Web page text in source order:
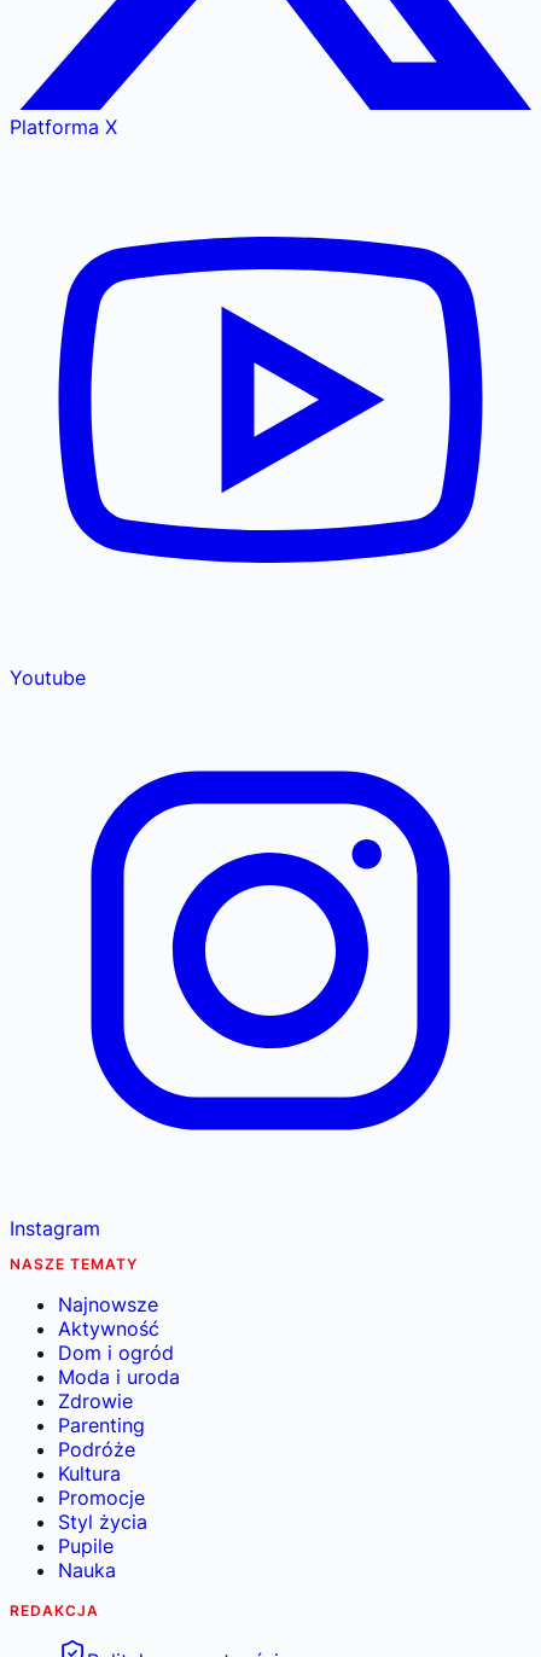
Platforma X
Youtube
Instagram
NASZE TEMATY
Najnowsze
Aktywność
Dom i ogród
Moda i uroda
Zdrowie
Parenting
Podróże
Kultura
Promocje
Styl życia
Pupile
Nauka
REDAKCJA